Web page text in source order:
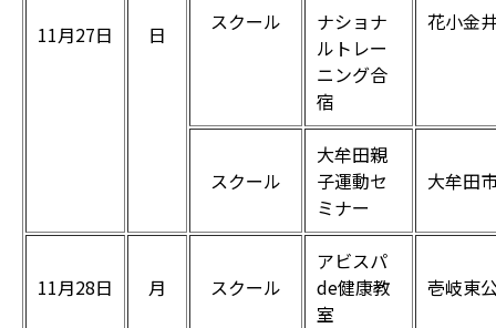
11月27日 日 スクール
ナショナ
ルトレー
ニング合
宿
花小金
スクール
大牟田親
子運動セ
ミナー
大牟田
11月28日 月 スクール
アビスパ
de健康教
室
壱岐東